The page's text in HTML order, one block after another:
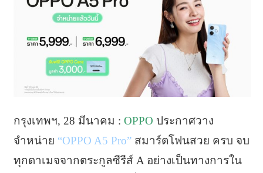
กรุงเทพฯ, 28 มีนาคม : OPPO ประกาศวาง
จำหน่าย “OPPO A5 Pro”สมาร์ตโฟนสวย ครบ จบ
ทุกดาเมจจากตระกูลซีรีส์ A อย่างเป็นทางการใน